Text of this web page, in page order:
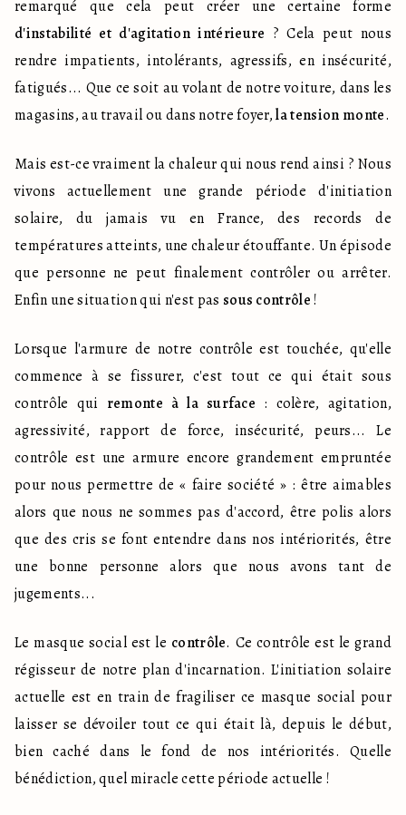
d'instabilité et d'agitation intérieure ? Cela peut nous
rendre impatients, intolérants, agressifs, en insécurité,
fatigués... Que ce soit au volant de notre voiture, dans les
magasins, au travail ou dans notre foyer, la tension monte.
Mais est-ce vraiment la chaleur qui nous rend ainsi ? Nous
vivons actuellement une grande période d'initiation
solaire, du jamais vu en France, des records de
températures atteints, une chaleur étouffante. Un épisode
que personne ne peut finalement contrôler ou arrêter.
Enfin une situation qui n'est pas sous contrôle !
Lorsque l'armure de notre contrôle est touchée, qu'elle
commence à se fissurer, c'est tout ce qui était sous
contrôle qui remonte à la surface : colère, agitation,
agressivité, rapport de force, insécurité, peurs... Le
contrôle est une armure encore grandement empruntée
pour nous permettre de « faire société » : être aimables
alors que nous ne sommes pas d'accord, être polis alors
que des cris se font entendre dans nos intériorités, être
une bonne personne alors que nous avons tant de
jugements...
Le masque social est le contrôle. Ce contrôle est le grand
régisseur de notre plan d'incarnation. L'initiation solaire
actuelle est en train de fragiliser ce masque social pour
laisser se dévoiler tout ce qui était là, depuis le début,
bien caché dans le fond de nos intériorités. Quelle
bénédiction, quel miracle cette période actuelle !